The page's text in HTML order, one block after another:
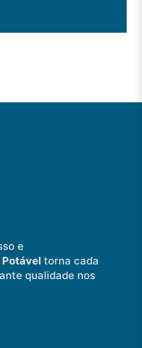
e
Potável torna cada
qualidade nos